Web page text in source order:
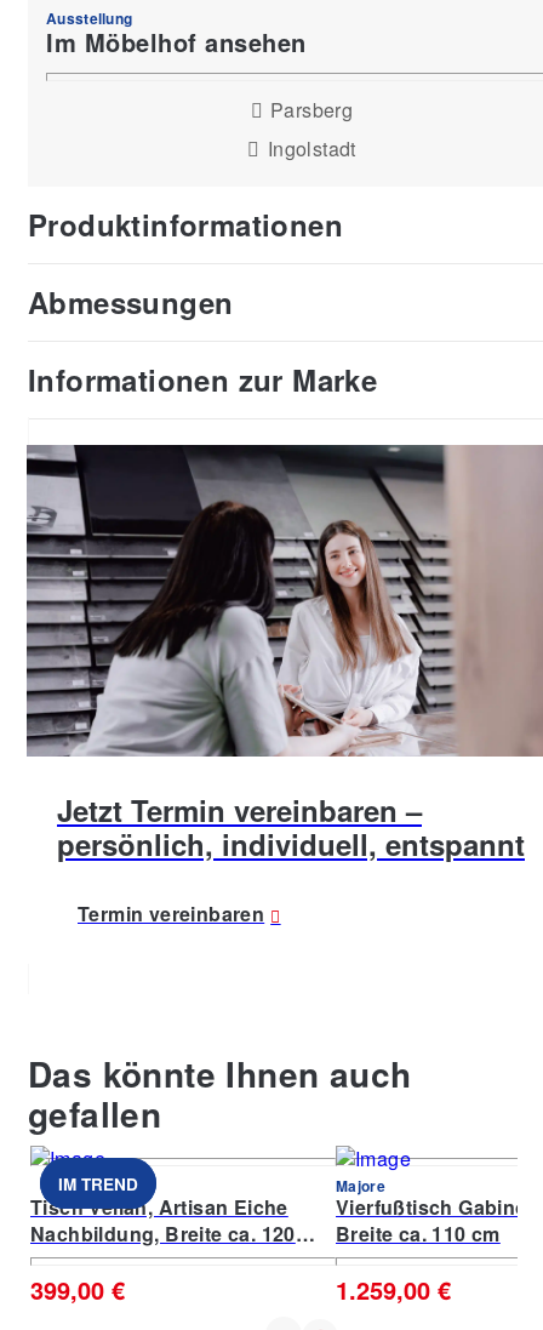
Ausstellung
Im Möbelhof ansehen
Parsberg
Ingolstadt
Produktinformationen
Abmessungen
Informationen zur Marke
Jetzt Termin vereinbaren –
persönlich, individuell, entspannt
Termin vereinbaren
Das könnte Ihnen auch
gefallen
Tisch Velian, Artisan Eiche
Nachbildung, Breite ca. 120
-160 cm
399,00 €
Majore
Vierfußtisch Gabino,
Breite ca. 110 cm
1.259,00 €
IM TREND
IM TREND